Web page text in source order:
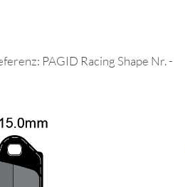
PAGID Racing Shape Nr. -